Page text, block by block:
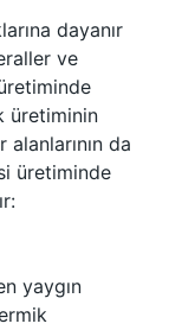
dayanır
ve
üretiminin
da
üretiminde
yaygın